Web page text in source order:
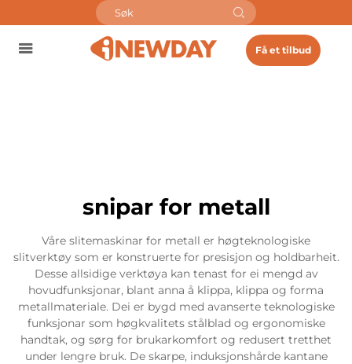
Få et tilbud
snipar for metall
Våre slitemaskinar for metall er høgteknologiske
slitverktøy som er konstruerte for presisjon og holdbarheit.
Desse allsidige verktøya kan tenast for ei mengd av
hovudfunksjonar, blant anna å klippa, klippa og forma
metallmateriale. Dei er bygd med avanserte teknologiske
funksjonar som høgkvalitets stålblad og ergonomiske
handtak, og sørg for brukarkomfort og redusert tretthet
under lengre bruk. De skarpe, induksjonshårde kantane